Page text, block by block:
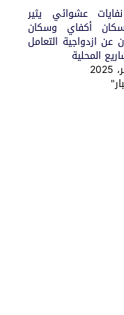
عشوائي يثير
أكفاي وسكان
عن ازدواجية التعامل
المحلية